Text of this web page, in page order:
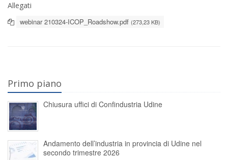
Allegati
webinar 210324-ICOP_Roadshow.pdf (273,23 KB)
Primo piano
Chiusura uffici di Confindustria Udine
Andamento dell’industria in provincia di Udine nel
secondo trimestre 2026